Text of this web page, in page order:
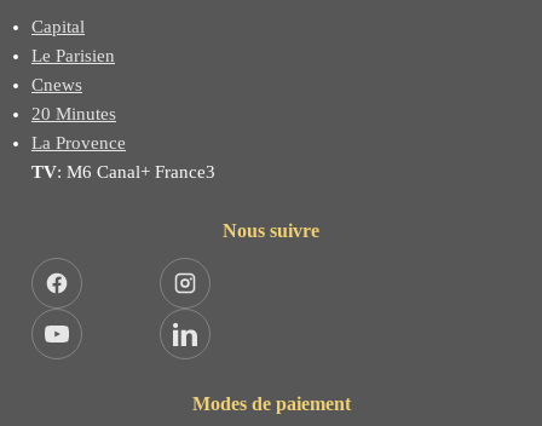
Capital
Le Parisien
Cnews
20 Minutes
La Provence
TV: M6 Canal+ France3
Nous suivre
Facebook Instagram
YouTube LinkedIn
Modes de paiement